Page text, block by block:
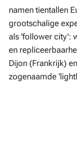
namen tientallen
grootschalige
als 'follower city':
en
Dijon (Frankrijk)
zogenaamde